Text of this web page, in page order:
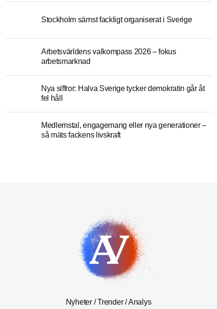
Stockholm sämst fackligt organiserat i Sverige
Arbetsvärldens valkompass 2026 – fokus
arbetsmarknad
Nya siffror: Halva Sverige tycker demokratin går åt
fel håll
Medlemstal, engagemang eller nya generationer –
så mäts fackens livskraft
Nyheter / Trender / Analys